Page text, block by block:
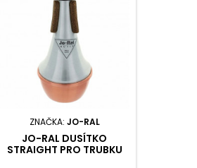
ZNAČKA: JO-RAL
JO-RAL DUSÍTKO
STRAIGHT PRO TRUBKU